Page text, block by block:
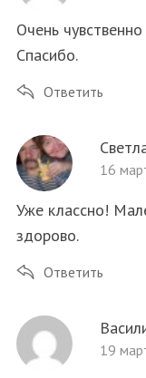
Очень
Спасибо.
Ответить
16
Уже классно!
здорово.
Ответить
19